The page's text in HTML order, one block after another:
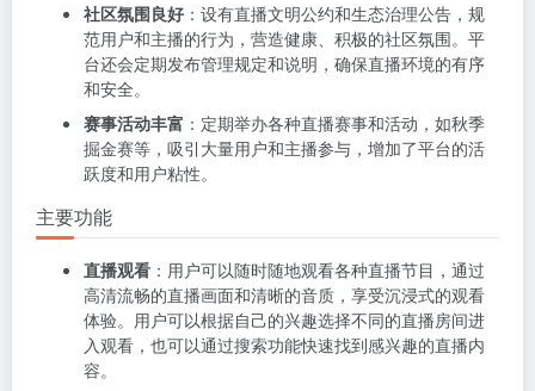
社区氛围良好 ：设有直播文明公约和生态治理公告，规
范用户和主播的行为，营造健康、积极的社区氛围。平
台还会定期发布管理规定和说明，确保直播环境的有序
和安全。
赛事活动丰富 ：定期举办各种直播赛事和活动，如秋季
掘金赛等，吸引大量用户和主播参与，增加了平台的活
跃度和用户粘性。
主要功能
直播观看 ：用户可以随时随地观看各种直播节目，通过
高清流畅的直播画面和清晰的音质，享受沉浸式的观看
体验。用户可以根据自己的兴趣选择不同的直播房间进
入观看，也可以通过搜索功能快速找到感兴趣的直播内
容。